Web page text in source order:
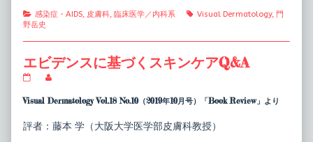
Categories
感染症・AIDS, 皮膚科, 臨床医学／内科系 Tags
Visual Dermatology, 門
野岳史
エビデンスに基づくスキンケアQ&A
デ
に
posts
author
Visual Dermatology Vol.18 No.10（2019年10月号）「Book Review」より
評者：藤本 学（大阪大学医学部皮膚科教授）